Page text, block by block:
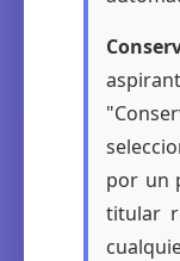
por un
titular